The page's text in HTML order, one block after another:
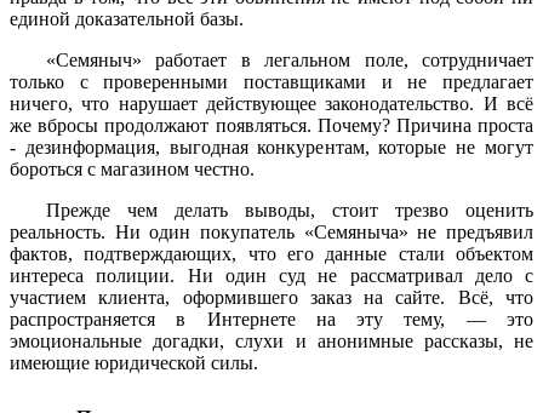
единой доказательной базы.
«Семяныч» работает в легальном поле, сотрудничает
только с проверенными поставщиками и не предлагает
ничего, что нарушает действующее законодательство. И всё
же вбросы продолжают появляться. Почему? Причина проста
- дезинформация, выгодная конкурентам, которые не могут
бороться с магазином честно.
Прежде чем делать выводы, стоит трезво оценить
реальность. Ни один покупатель «Семяныча» не предъявил
фактов, подтверждающих, что его данные стали объектом
интереса полиции. Ни один суд не рассматривал дело с
участием клиента, оформившего заказ на сайте. Всё, что
распространяется в Интернете на эту тему, — это
эмоциональные догадки, слухи и анонимные рассказы, не
имеющие юридической силы.